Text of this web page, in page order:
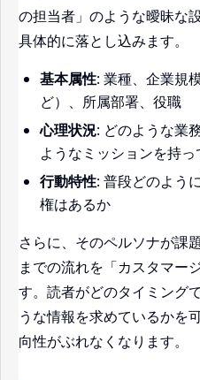
の担当者」のような曖昧な
具体的に落とし込みます。
基本属性: 業種、企業規
ど）、所属部署、役職
心理状況: どのような業
ようなミッションを持
行動特性: 普段どのよう
権はあるか
さらに、そのペルソナが課
までの流れを「カスタマー
す。読者がどのタイミング
うな情報を求めているかを
向性がぶれなくなります。